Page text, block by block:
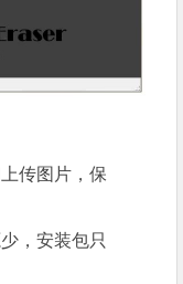
传图片，保
，安装包只